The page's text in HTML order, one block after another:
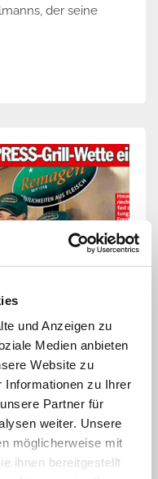
und Anzeigen zu
Medien anbieten
Website zu
Informationen zu Ihrer
Partner für
weiter. Unsere
möglicherweise mit
ihnen bereitgestellt
der seine
dem
um die Wurst:
langjähriger FC-